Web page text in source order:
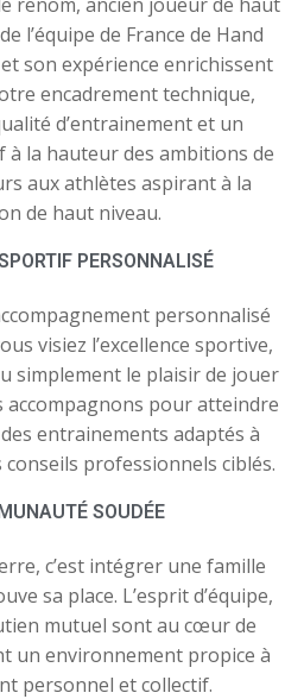
l’équipe de France de Hand
son expérience enrichissent
encadrement technique,
d’entrainement et un
la hauteur des ambitions de
aux athlètes aspirant à la
de haut niveau.
PERSONNALISÉ
personnalisé
visiez l’excellence sportive,
simplement le plaisir de jouer
accompagnons pour atteindre
entrainements adaptés à
professionnels ciblés.
SOUDÉE
c’est intégrer une famille
sa place. L’esprit d’équipe,
mutuel sont au cœur de
un environnement propice à
personnel et collectif.